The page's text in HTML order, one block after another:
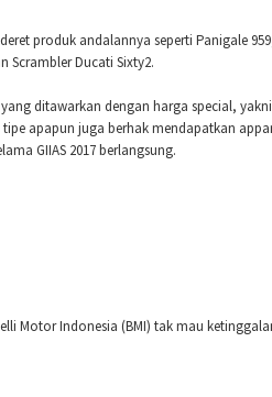
produk andalannya seperti Panigale
Scrambler Ducati Sixty2.
ditawarkan dengan harga special,
apapun juga berhak mendapatkan
GIIAS 2017 berlangsung.
Motor Indonesia (BMI) tak mau